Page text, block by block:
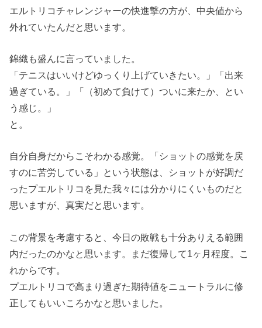
エルトリコチャレンジャーの快進撃の方が、中央値から
外れていたんだと思います。
錦織も盛んに言っていました。
「テニスはいいけどゆっくり上げていきたい。」「出来
過ぎている。」「（初めて負けて）ついに来たか、とい
う感じ。」
と。
自分自身だからこそわかる感覚。「ショットの感覚を戻
すのに苦労している」という状態は、ショットが好調だ
ったプエルトリコを見た我々には分かりにくいものだと
思いますが、真実だと思います。
この背景を考慮すると、今日の敗戦も十分ありえる範囲
内だったのかなと思います。まだ復帰して1ヶ月程度。こ
れからです。
プエルトリコで高まり過ぎた期待値をニュートラルに修
正してもいいころかなと思いました。